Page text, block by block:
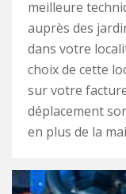
meilleure
auprès des
dans votre
choix de cette
sur votre
déplacement
en plus de la